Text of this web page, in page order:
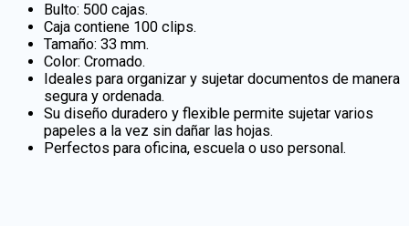
Bulto: 500 cajas.
Caja contiene 100 clips.
Tamaño: 33 mm.
Color: Cromado.
Ideales para organizar y sujetar documentos de manera
segura y ordenada.
Su diseño duradero y flexible permite sujetar varios
papeles a la vez sin dañar las hojas.
Perfectos para oficina, escuela o uso personal.